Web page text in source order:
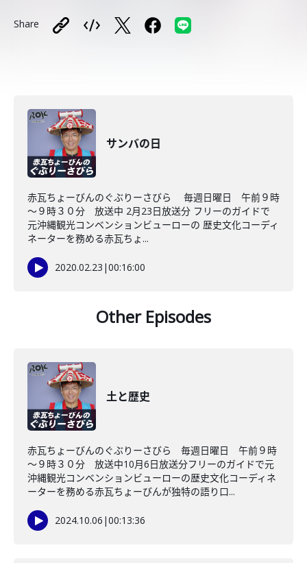
Share
サンバの日
赤瓦ちょーびんのぐぶりーさびら 毎週日曜日 午前９時
～９時３０分 放送中 2月23日放送分 フリーのガイドで
元沖縄観光コンベンションビューローの 歴史文化コーディ
ネーターを務める赤瓦ちょ...
2020.02.23 |00:16:00
Other Episodes
土と歴史
赤瓦ちょーびんのぐぶりーさびら 毎週日曜日 午前９時
～９時３０分 放送中10月6日放送分フリーのガイドで元
沖縄観光コンベンションビューローの歴史文化コーディネ
ーターを務める赤瓦ちょーびんが独特の語り口...
2024.10.06 |00:13:36